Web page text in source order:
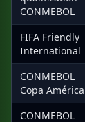
CONMEBOL
FIFA Friendly
International
CONMEBOL
Copa América
CONMEBOL